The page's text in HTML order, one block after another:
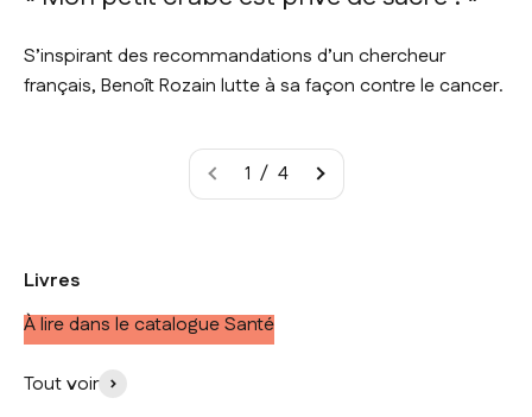
S’inspirant des recommandations d’un chercheur
français, Benoît Rozain lutte à sa façon contre le cancer.
1 / 4
Livres
À lire dans le catalogue Santé
Tout voir